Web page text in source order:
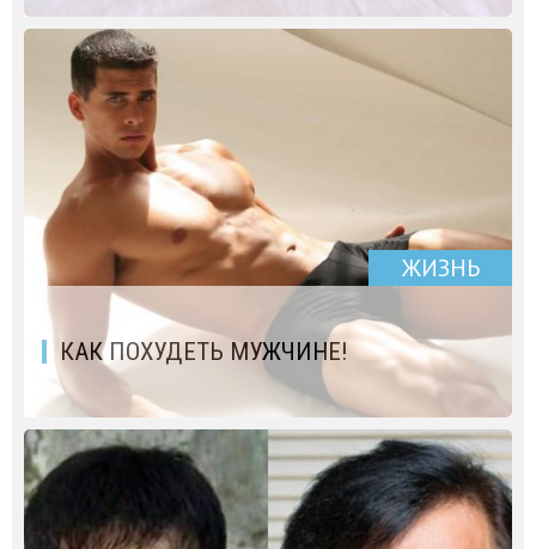
ЖИЗНЬ
КАК ПОХУДЕТЬ МУЖЧИНЕ!